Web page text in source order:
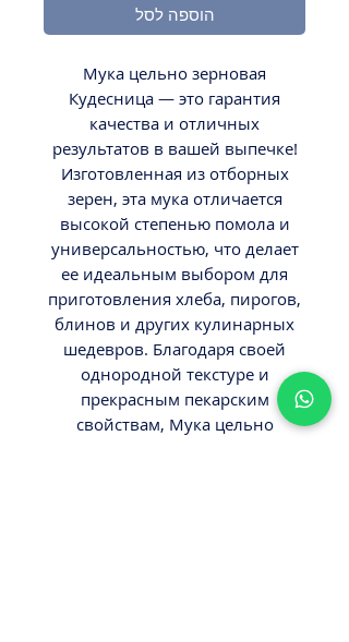
הוספה לסל
Мука цельно зерновая
Кудесница — это гарантия
качества и отличных
результатов в вашей выпечке!
Изготовленная из отборных
зерен, эта мука отличается
высокой степенью помола и
универсальностью, что делает
ее идеальным выбором для
приготовления хлеба, пирогов,
блинов и других кулинарных
шедевров. Благодаря своей
однородной текстуре и
прекрасным пекарским
свойствам, Мука цельно